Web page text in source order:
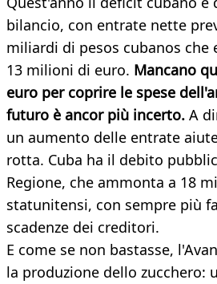
bilancio, con entrate nette
miliardi di pesos cubanos che
13 milioni di euro. Mancano
euro per coprire le spese
futuro è ancor più incerto. A
un aumento delle entrate
rotta. Cuba ha il debito
Regione, che ammonta a 18
statunitensi, con sempre più
scadenze dei creditori.
E come se non bastasse,
la produzione dello zucchero: